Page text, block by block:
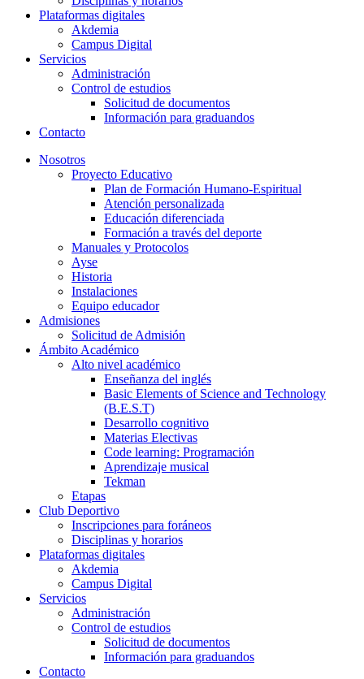
Plataformas digitales
Akdemia
Campus Digital
Servicios
Administración
Control de estudios
Solicitud de documentos
Información para graduandos
Contacto
Nosotros
Proyecto Educativo
Plan de Formación Humano-Espiritual
Atención personalizada
Educación diferenciada
Formación a través del deporte
Manuales y Protocolos
Ayse
Historia
Instalaciones
Equipo educador
Admisiones
Solicitud de Admisión
Ámbito Académico
Alto nivel académico
Enseñanza del inglés
Basic Elements of Science and Technology
(B.E.S.T)
Desarrollo cognitivo
Materias Electivas
Code learning: Programación
Aprendizaje musical
Tekman
Etapas
Club Deportivo
Inscripciones para foráneos
Disciplinas y horarios
Plataformas digitales
Akdemia
Campus Digital
Servicios
Administración
Control de estudios
Solicitud de documentos
Información para graduandos
Contacto